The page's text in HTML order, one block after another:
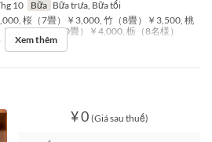
10 Bữa Bữa trưa, Bữa tối
桜（7畳）￥3,000, 竹（8畳）￥3,500, 桃
4,000, 桐（10畳）￥4,000, 栃（8名様）
テーブル
Xem thêm
¥ 0 (Giá sau thuế)